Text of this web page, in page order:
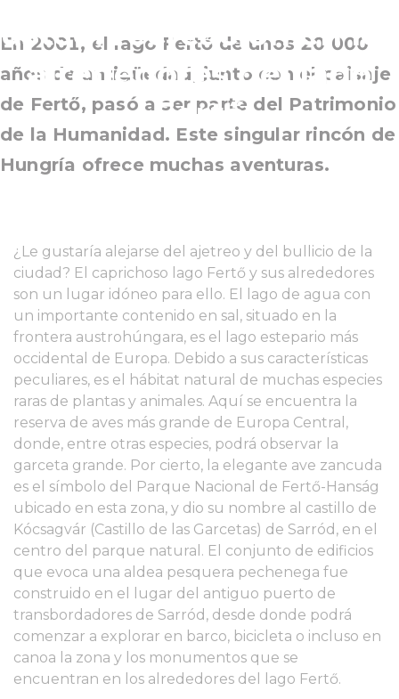
usted: recreación en los
alrededores del lago
Fertő
En 2001, el lago Fertő de unos 20 000
años de antigüedad, junto con el paisaje
de Fertő, pasó a ser parte del Patrimonio
de la Humanidad. Este singular rincón de
Hungría ofrece muchas aventuras.
¿Le gustaría alejarse del ajetreo y del bullicio de la
ciudad? El caprichoso lago Fertő y sus alrededores
son un lugar idóneo para ello. El lago de agua con
un importante contenido en sal, situado en la
frontera austrohúngara, es el lago estepario más
occidental de Europa. Debido a sus características
peculiares, es el hábitat natural de muchas especies
raras de plantas y animales. Aquí se encuentra la
reserva de aves más grande de Europa Central,
donde, entre otras especies, podrá observar la
garceta grande. Por cierto, la elegante ave zancuda
es el símbolo del Parque Nacional de Fertő-Hanság
ubicado en esta zona, y dio su nombre al castillo de
Kócsagvár (Castillo de las Garcetas) de Sarród, en el
centro del parque natural. El conjunto de edificios
que evoca una aldea pesquera pechenega fue
construido en el lugar del antiguo puerto de
transbordadores de Sarród, desde donde podrá
comenzar a explorar en barco, bicicleta o incluso en
canoa la zona y los monumentos que se
encuentran en los alrededores del lago Fertő.